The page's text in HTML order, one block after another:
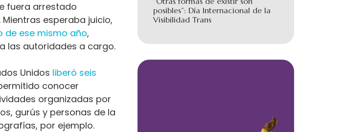
fuera arrestado
esperaba juicio,
de ese mismo año,
las autoridades a cargo.
Unidos liberó seis
conocer
organizadas por
gurús y personas de la
por ejemplo.
posibles”: Día Internacional de la
Visibilidad Trans